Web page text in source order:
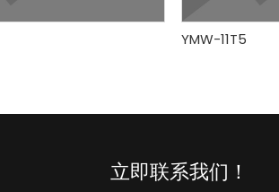
YMW-11T5
立即联系我们！